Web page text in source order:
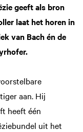
geeft als bron
laat het horen in
van Bach én de
aan. Hij
heeft één
uit het